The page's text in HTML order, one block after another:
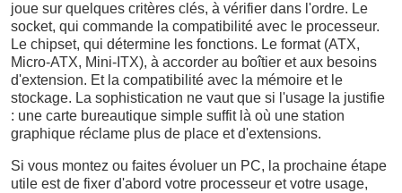
joue sur quelques critères clés, à vérifier dans l'ordre. Le
socket, qui commande la compatibilité avec le processeur.
Le chipset, qui détermine les fonctions. Le format (ATX,
Micro-ATX, Mini-ITX), à accorder au boîtier et aux besoins
d'extension. Et la compatibilité avec la mémoire et le
stockage. La sophistication ne vaut que si l'usage la justifie
: une carte bureautique simple suffit là où une station
graphique réclame plus de place et d'extensions.
Si vous montez ou faites évoluer un PC, la prochaine étape
utile est de fixer d'abord votre processeur et votre usage,